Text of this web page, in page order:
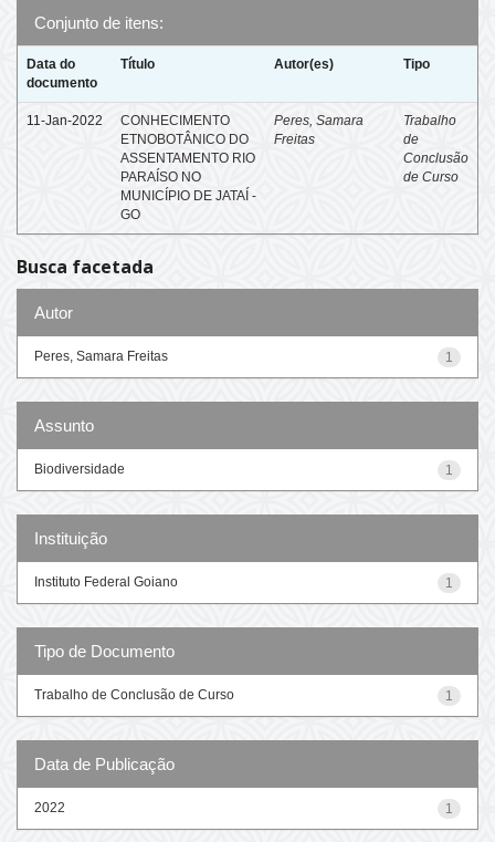
Conjunto de itens:
Data do
documento
Título Autor(es) Tipo
11-Jan-2022
CONHECIMENTO
ETNOBOTÂNICO DO
ASSENTAMENTO RIO
PARAÍSO NO
MUNICÍPIO DE JATAÍ -
GO
Peres, Samara
Freitas
Trabalho
de
Conclusão
de Curso
Busca facetada
Autor
1
Peres, Samara Freitas
Assunto
1
Biodiversidade
Instituição
1
Instituto Federal Goiano
Tipo de Documento
1
Trabalho de Conclusão de Curso
Data de Publicação
1
2022